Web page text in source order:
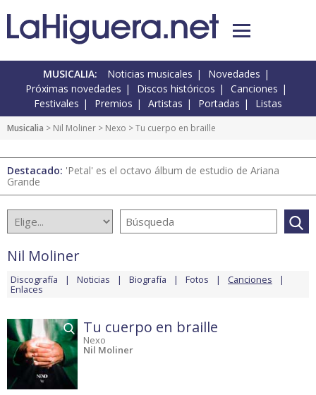
MUSICALIA: Noticias musicales
Novedades
Próximas novedades
Discos históricos
Canciones
Festivales
Premios Artistas Portadas Listas
Musicalia > Nil Moliner > Nexo > Tu cuerpo en braille
Destacado: 'Petal' es el octavo álbum de estudio de Ariana
Grande
Nil Moliner
Discografía Noticias Biografía Fotos Canciones
Enlaces
Tu cuerpo en braille
Nexo
Nil Moliner